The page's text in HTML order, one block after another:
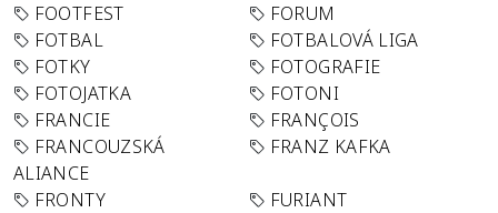
FOOTFEST
FORUM
FOTBAL
FOTBALOVÁ LIGA
FOTKY
FOTOGRAFIE
FOTOJATKA
FOTONI
FRANCIE
FRANÇOIS
FRANCOUZSKÁ
ALIANCE
FRANZ KAFKA
FRONTY
FURIANT